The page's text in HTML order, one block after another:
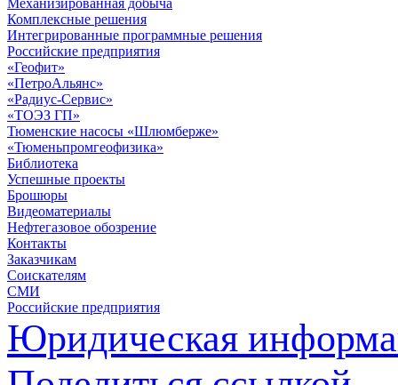
Комплексные решения
Интегрированные программные решения
Российские предприятия
«Геофит»
«ПетроАльянс»
«Радиус-Сервис»
«ТОЭЗ ГП»
Тюменские насосы «Шлюмберже»
«Тюменьпромгеофизика»
Библиотека
Успешные проекты
Брошюры
Видеоматериалы
Нефтегазовое обозрение
Контакты
Заказчикам
Соискателям
СМИ
Российские предприятия
Юридическая